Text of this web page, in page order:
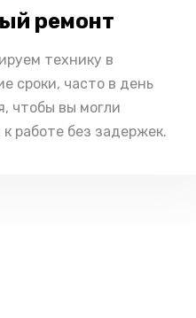
ремонт
технику в
сроки, часто в день
чтобы вы могли
к работе без задержек.